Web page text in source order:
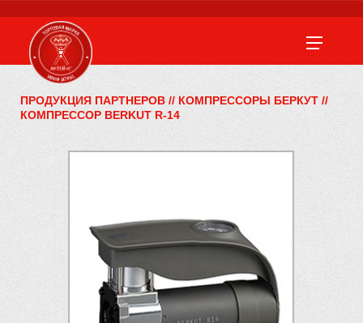
ПРОДУКЦИЯ ПАРТНЕРОВ // КОМПРЕССОРЫ БЕРКУТ //
КОМПРЕССОР BERKUT R-14